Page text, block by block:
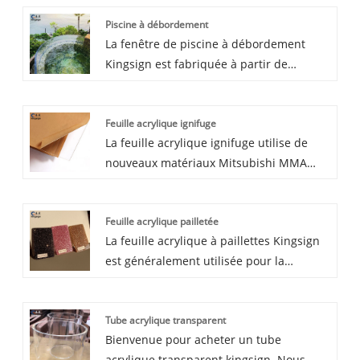
Piscine à débordement
La fenêtre de piscine à débordement
Kingsign est fabriquée à partir de
moulés, la fenêtre de la piscine est
résistante aux UV et avec une
transparence atteignant 93%. Nous
Feuille acrylique ignifuge
La feuille acrylique ignifuge utilise de
nouveaux matériaux Mitsubishi MMA
et d'un poids léger, d'une bonne
résistance aux chocs, la feuille acrylique
ignifuge est généralement utilisée pour
atteindre les exigences en matière
d'ignifugation.
Feuille acrylique pailletée
La feuille acrylique à paillettes Kingsign
est généralement utilisée pour la
produits acryliques Kingsign est que
nous utilisons de nouveaux matériaux
Tube acrylique transparent
Bienvenue pour acheter un tube